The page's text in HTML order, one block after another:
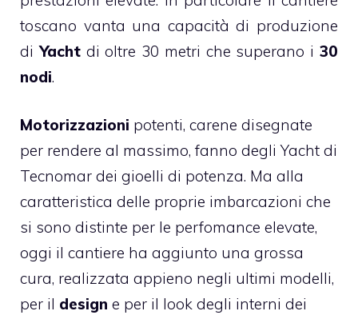
toscano vanta una capacità di produzione
diYacht di oltre 30 metri che superano i30
nodi.
Motorizzazioni potenti, carene disegnate
per rendere al massimo, fanno degli Yacht di
Tecnomar dei gioelli di potenza. Ma alla
caratteristica delle proprie imbarcazioni che
si sono distinte per le perfomance elevate,
oggi il cantiere ha aggiunto una grossa
cura, realizzata appieno negli ultimi modelli,
per il design e per il look degli interni dei